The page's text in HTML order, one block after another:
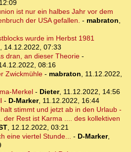
ist nur ein halbes Jahr vor dem
der USA gefallen. - mabraton,
wurde im Herbst 1981
, 14.12.2022, 07:33
dran, an dieser Theorie-
08:16
Zwickmühle- mabraton, 11.12.2022,
Merkel- Dieter, 11.12.2022, 14:56
- D-Marker, 11.12.2022, 16:44
stimmt und jetzt ab in den Urlaub -
der Rest ist Karma .... des kollektiven
, 12.12.2022, 03:21
eine viertel Stunde... - D-Marker,